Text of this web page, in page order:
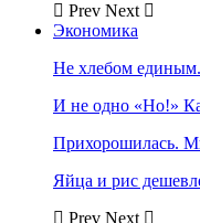
Prev Next
Экономика
Не хлебом
И не одно «Но!»
Прихорошилась.
Яйца и рис
Prev Next